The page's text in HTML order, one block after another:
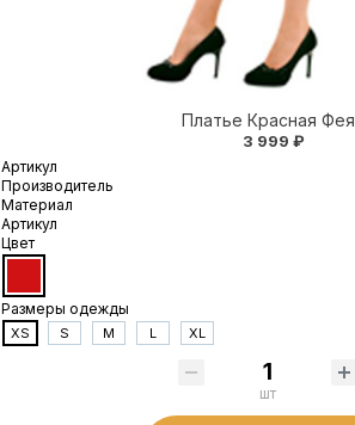
Платье Красная Фея
3 999 ₽
Артикул
Производитель
Материал
Артикул
Цвет
Размеры одежды
XS S M L XL
шт